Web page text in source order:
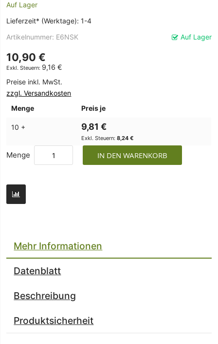
Auf Lager
Lieferzeit* (Werktage): 1-4
Auf Lager
Artikelnummer E6NSK
10,90 €
9,16 €
Preise inkl. MwSt.
zzgl. Versandkosten
Menge
Preis je
10 + 9,81 €
8,24 €
Menge IN DEN WARENKORB
Mehr Informationen
Datenblatt
Beschreibung
Produktsicherheit